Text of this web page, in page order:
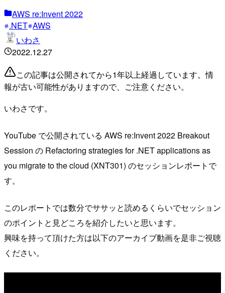
AWS re:Invent 2022
.NET AWS
いわさ
2022.12.27
この記事は公開されてから1年以上経過しています。情
報が古い可能性がありますので、ご注意ください。
いわさです。
YouTube で公開されている AWS re:Invent 2022 Breakout
Session の Refactoring strategies for .NET applications as
you migrate to the cloud (XNT301) のセッションレポートで
す。
このレポートでは数分でササッと読めるくらいでセッション
のポイントと見どころを紹介したいと思います。
興味を持って頂けた方は以下のアーカイブ動画を是非ご視聴
ください。